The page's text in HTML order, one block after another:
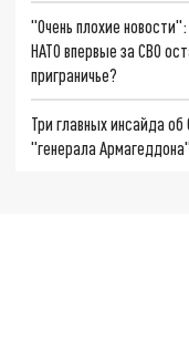
"Очень плохие
НАТО впервые за СВО
приграничье?
Три главных инсайда
"генерала